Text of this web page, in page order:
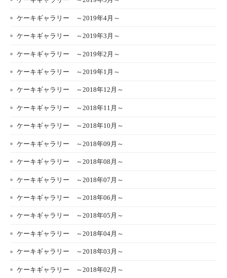
ケーキギャラリー ～2019年4月～
ケーキギャラリー ～2019年3月～
ケーキギャラリー ～2019年2月～
ケーキギャラリー ～2019年1月～
ケーキギャラリー ～2018年12月～
ケーキギャラリー ～2018年11月～
ケーキギャラリー ～2018年10月～
ケーキギャラリー ～2018年09月～
ケーキギャラリー ～2018年08月～
ケーキギャラリー ～2018年07月～
ケーキギャラリー ～2018年06月～
ケーキギャラリー ～2018年05月～
ケーキギャラリー ～2018年04月～
ケーキギャラリー ～2018年03月～
ケーキギャラリー ～2018年02月～